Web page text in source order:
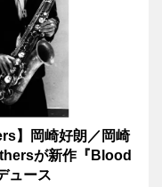
】岡崎好朗／岡崎
が新作『Blood
ュース